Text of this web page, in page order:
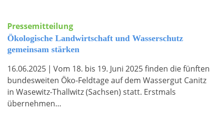
Pressemitteilung
Ökologische Landwirtschaft und Wasserschutz
gemeinsam stärken
16.06.2025 | Vom 18. bis 19. Juni 2025 finden die fünften
bundesweiten Öko-Feldtage auf dem Wassergut Canitz
in Wasewitz-Thallwitz (Sachsen) statt. Erstmals
übernehmen…